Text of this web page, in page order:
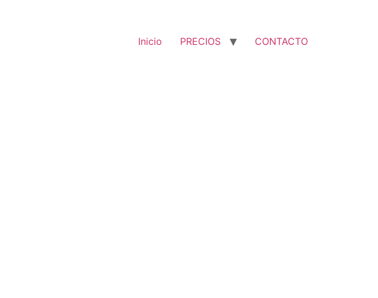
Inicio PRECIOS CONTACTO